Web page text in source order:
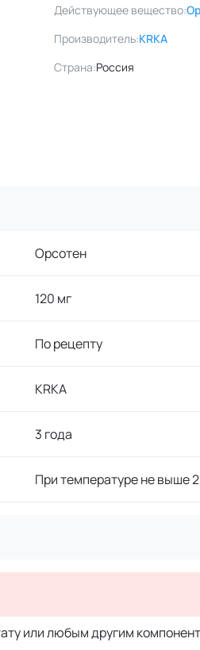
Действующее вещество:
Производитель:KRKA
Страна:Россия
Орсотен
120 мг
По рецепту
KRKA
3 года
При температуре не выше
или любым другим